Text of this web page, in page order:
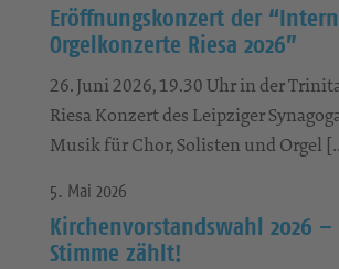
Eröffnungskonzert der
Orgelkonzerte Riesa 2026”
26. Juni 2026, 19.30 Uhr in der
Riesa Konzert des Leipziger
Musik für Chor, Solisten und Orgel
5. Mai 2026
Kirchenvorstandswahl 2026
Stimme zählt!